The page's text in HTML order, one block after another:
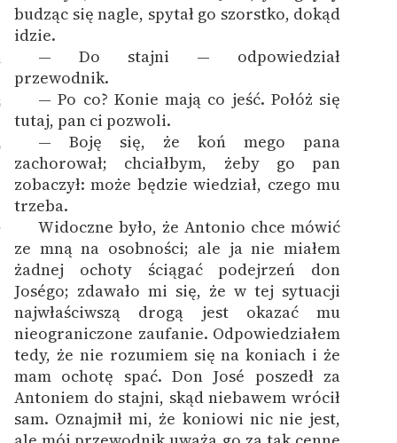
budząc się nagle, spytał go szorstko, dokąd
idzie.
— Do stajni — odpowiedział
przewodnik.
— Po co? Konie mają co jeść. Połóż się
tutaj, pan ci pozwoli.
— Boję się, że koń mego pana
zachorował; chciałbym, żeby go pan
zobaczył: może będzie wiedział, czego mu
trzeba.
Widoczne było, że Antonio chce mówić
ze mną na osobności; ale ja nie miałem
żadnej ochoty ściągać podejrzeń don
Joségo; zdawało mi się, że w tej sytuacji
najwłaściwszą drogą jest okazać mu
nieograniczone zaufanie. Odpowiedziałem
tedy, że nie rozumiem się na koniach i że
mam ochotę spać. Don José poszedł za
Antoniem do stajni, skąd niebawem wrócił
sam. Oznajmił mi, że koniowi nic nie jest,